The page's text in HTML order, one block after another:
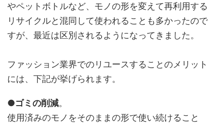
やペットボトルなど、モノの形を変えて再利用する
リサイクルと混同して使われることも多かったので
すが、最近は区別されるようになってきました。
ファッション業界でのリユースすることのメリット
には、下記が挙げられます。
●ゴミの削減。
使用済みのモノをそのままの形で使い続けること